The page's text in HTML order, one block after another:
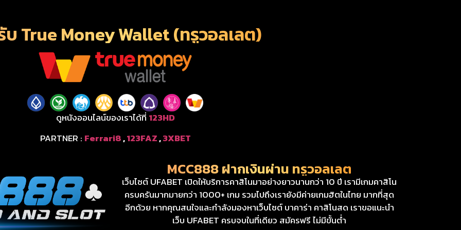
บ True Money Wallet (ทรูวอลเลต)
ดูหนังออนไลน์ของเราได้ที่ 123HD
PARTNER : Ferrari8,123FAZ,3XBET
MCC888 ฝากเงินผ่าน ทรูวอลเลต
เว็บไซต์ UFABET เปิดให้บริการคาสิโนมาอย่างยาวนานกว่า 10 ปี เรามีเกมคาสิโน
ครบครันมากมายกว่า 1000+ เกม รวมไปถึงเรายังมีค่ายเกมฮิตในไทย มากที่สุด
อีกด้วย หากคุณสนใจและกำลังมองหาเว็บไซต์ บาคาร่า คาสิโนสด เราขอแนะนำ
เว็บ UFABET ครบจบในที่เดียว สมัครฟรี ไม่มีขั้นต่ำ